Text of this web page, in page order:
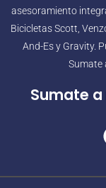
asesoramiento
Bicicletas Scott,
And-Es y Gravity.
Sumate
Sumate